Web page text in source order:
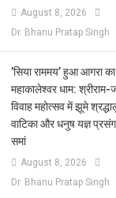
August 8, 2026
Dr. Bhanu Pratap Singh
​’सिया राममय’ हुआ आगरा का
महाकालेश्वर धाम: श्रीराम-
विवाह महोत्सव में झूमे
वाटिका और धनुष यज्ञ प्रसंग
समां
August 8, 2026
Dr. Bhanu Pratap Singh